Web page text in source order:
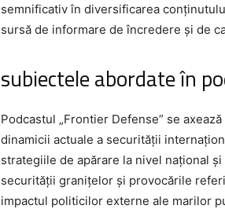
semnificativ în diversificarea
sursă de informare de încredere și de
subiectele abordate în
Podcastul „Frontier Defense” se
dinamicii actuale a securității
strategiile de apărare la nivel național
securității granițelor și provocările
impactul politicilor externe ale marilor